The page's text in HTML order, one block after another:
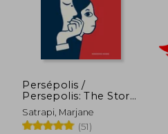
Persépolis /
Persepolis: The Story
of a Childhood
Satrapi, Marjane
(51)